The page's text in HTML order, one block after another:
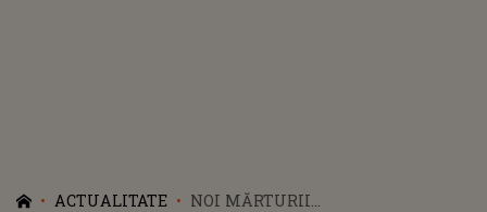
ACTUALITATE
NOI MĂRTURII